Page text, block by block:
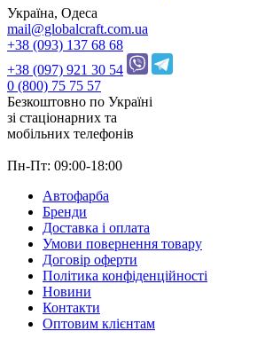
Україна, Одеса
mail@globalcraft.com.ua
+38 (093) 137 68 68
+38 (097) 921 30 54
0 (800) 75 75 57
Безкоштовно по Україні
зі стацiонарних та
мобільних телефонів
Пн-Пт: 09:00-18:00
Автофарба
Бренди
Доставка і оплата
Умови повернення товару
Договір оферти
Політика конфіденційності
Новини
Контакти
Оптовим клієнтам